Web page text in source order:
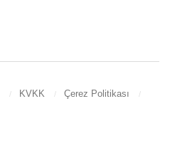
KVKK
Çerez Politikası